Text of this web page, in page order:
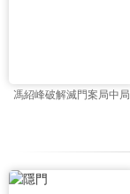
馮紹峰破解滅門案局中局